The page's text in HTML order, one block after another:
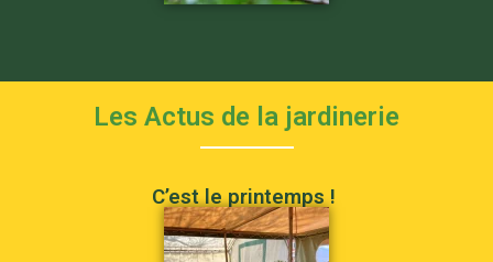
Les Actus de la jardinerie
C’est le printemps !